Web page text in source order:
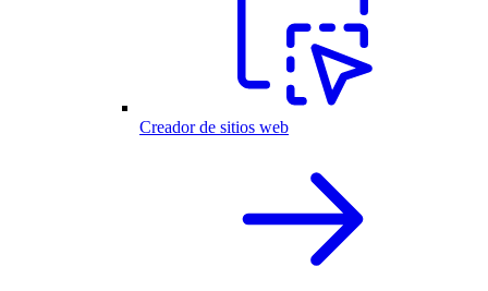
Creador de sitios web